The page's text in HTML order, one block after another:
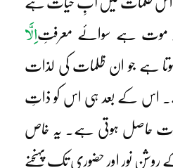
موت ہے سوائے معرفتِاِلَّا
ہے جو ان ظلمات کی لذات
اس کے بعد ہی اس کو ذاتِ
حاصل ہوتی ہے۔ یہ خاص
نور اور حضوری تک پہنچنے